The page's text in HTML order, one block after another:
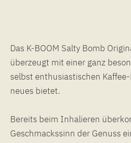
Das K-BOOM Salty Bomb
überzeugt mit einer ganz
selbst enthusiastischen
neues bietet.
Bereits beim Inhalieren
Geschmackssinn der Genuss